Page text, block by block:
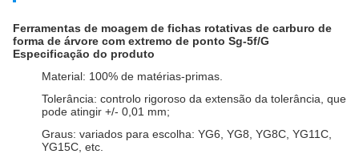
Ferramentas de moagem de fichas rotativas de carburo de
forma de árvore com extremo de ponto Sg-5f/G
Especificação do produto
Material: 100% de matérias-primas.
Tolerância: controlo rigoroso da extensão da tolerância, que
pode atingir +/- 0,01 mm;
Graus: variados para escolha: YG6, YG8, YG8C, YG11C,
YG15C, etc.